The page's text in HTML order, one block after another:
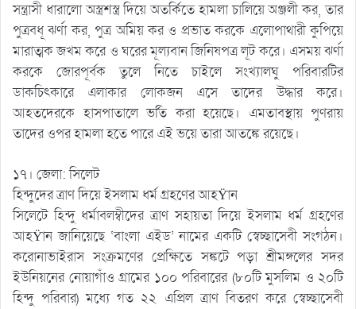
সন্ত্রাসী ধারালো অস্ত্রশস্ত্র দিয়ে অতর্কিতে হামলা চালিয়ে অঞ্জলী কর, তার
পুত্রবধূ ঝর্ণা কর, পুত্র অমিয় কর ও প্রভাত করকে এলোপাথারী কুপিয়ে
মারাত্মক জখম করে ও ঘরের মূল্যবান জিনিষপত্র লূট করে। এসময় ঝর্ণা
করকে জোরপূর্বক তুলে নিতে চাইলে সংখ্যালঘু পরিবারটির
ডাকচিৎকারে এলাকার লোকজন এসে তাদের উদ্ধার করে।
আহতদেরকে হাসপাতালে ভর্তি করা হয়েছে। এমতাবস্থায় পুণরায়
তাদের ওপর হামলা হতে পারে এই ভয়ে তারা আতঙ্কে রয়েছে।
১৭। জেলা: সিলেট
হিন্দুদের ত্রাণ দিয়ে ইসলাম ধর্ম গ্রহণের আহŸান
সিলেটে হিন্দু ধর্মাবলম্বীদের ত্রাণ সহায়তা দিয়ে ইসলাম ধর্ম গ্রহণের
আহŸান জানিয়েছে ‘বাংলা এইড’ নামের একটি স্বেচ্ছাসেবী সংগঠন।
করোনাভাইরাস সংক্রমণের প্রেক্ষিতে সঙ্কটে পড়া শ্রীমঙ্গলের সদর
ইউনিয়নের নোয়াগাঁও গ্রামের ১০০ পরিবারের (৮০টি মুসলিম ও ২০টি
হিন্দু পরিবার) মধ্যে গত ২২ এপ্রিল ত্রাণ বিতরণ করে স্বেচ্ছাসেবী